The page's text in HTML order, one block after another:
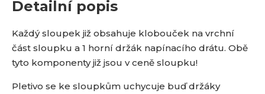
Detailní popis
Každý sloupek již obsahuje klobouček na vrchní
část sloupku a 1 horní držák napínacího drátu. Obě
tyto komponenty již jsou v ceně sloupku!
Pletivo se ke sloupkům uchycuje buď držáky